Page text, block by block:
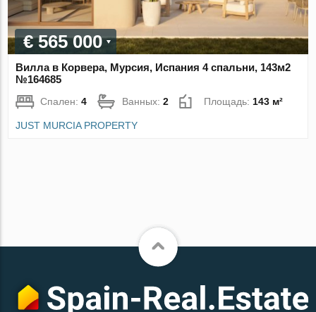
€ 565 000
Вилла в Корвера, Мурсия, Испания 4 спальни, 143м2
№164685
Спален:4 Ванных:2 Площадь: 143 м²
JUST MURCIA PROPERTY